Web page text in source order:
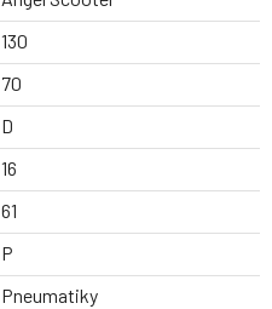
130
70
D
16
61
P
Pneumatiky